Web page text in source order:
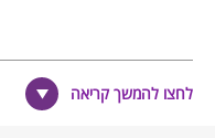
הערות שוליים
לחצו להמשך קריאה